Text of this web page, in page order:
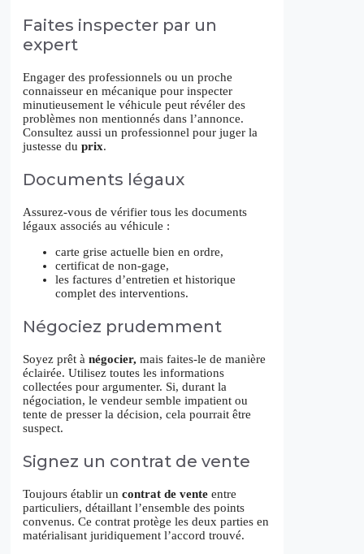
Faites inspecter par un
expert
Engager des professionnels ou un proche
connaisseur en mécanique pour inspecter
minutieusement le véhicule peut révéler des
problèmes non mentionnés dans l’annonce.
Consultez aussi un professionnel pour juger la
justesse du prix.
Documents légaux
Assurez-vous de vérifier tous les documents
légaux associés au véhicule :
carte grise actuelle bien en ordre,
certificat de non-gage,
les factures d’entretien et historique
complet des interventions.
Négociez prudemment
Soyez prêt à négocier, mais faites-le de manière
éclairée. Utilisez toutes les informations
collectées pour argumenter. Si, durant la
négociation, le vendeur semble impatient ou
tente de presser la décision, cela pourrait être
suspect.
Signez un contrat de vente
Toujours établir un contrat de vente entre
particuliers, détaillant l’ensemble des points
convenus. Ce contrat protège les deux parties en
matérialisant juridiquement l’accord trouvé.